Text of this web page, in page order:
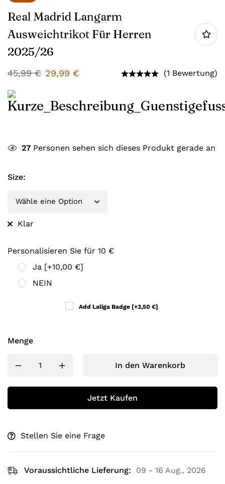
Real Madrid Langarm
Ausweichtrikot Für Herren
2025/26
45,99€ 29,99 € (1 Bewertung)
27 Personen sehen sich dieses Produkt gerade an
Size:
Klar
Personalisieren Sie für 10 €
Ja [+10,00 €]
NEIN
Add Laliga Badge [+3,50 €]
Menge
In den Warenkorb
Jetzt Kaufen
Stellen Sie eine Frage
Voraussichtliche Lieferung: 09 - 16 Aug., 2026